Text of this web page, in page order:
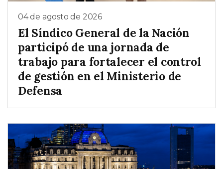
04 de agosto de 2026
El Síndico General de la Nación
participó de una jornada de
trabajo para fortalecer el control
de gestión en el Ministerio de
Defensa